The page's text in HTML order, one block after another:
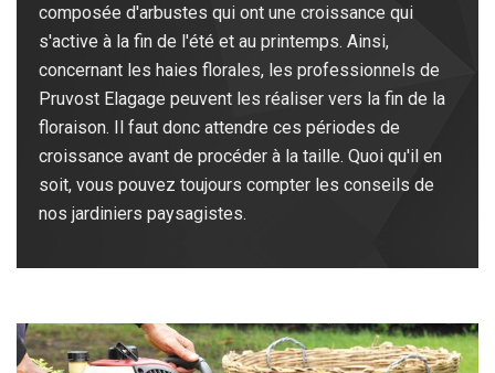
composée d'arbustes qui ont une croissance qui
s'active à la fin de l'été et au printemps. Ainsi,
concernant les haies florales, les professionnels de
Pruvost Elagage peuvent les réaliser vers la fin de la
floraison. Il faut donc attendre ces périodes de
croissance avant de procéder à la taille. Quoi qu'il en
soit, vous pouvez toujours compter les conseils de
nos jardiniers paysagistes.